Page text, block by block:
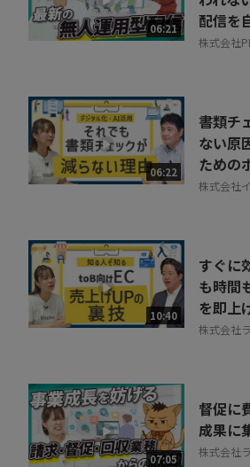
06:21
配信を
株式会社
06:22
書類チ
ない原
ための
株式会社
10:40
すぐに
も時間
を即上
株式会社
07:05
督促に
成果に
株式会社